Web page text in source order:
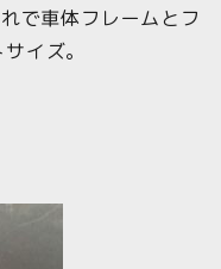
で車体フレームとフ
イズ。